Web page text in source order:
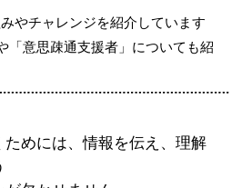
やチャレンジを紹介しています
「意思疎通支援者」についても紹
めには、情報を伝え、理解